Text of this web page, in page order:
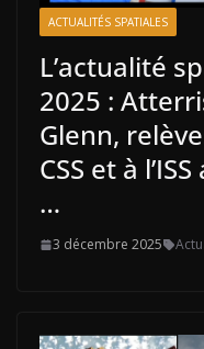
ACTUALITÉS SPATIALES
L’actualité
2025 :
Glenn,
CSS et à
…
3 décembre 2025